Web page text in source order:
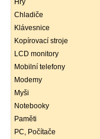
Hry
Chladiče
Klávesnice
Kopírovací stroje
LCD monitory
Mobilní telefony
Modemy
Myši
Notebooky
Paměti
PC, Počítače